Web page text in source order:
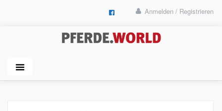
Anmelden / Registrieren